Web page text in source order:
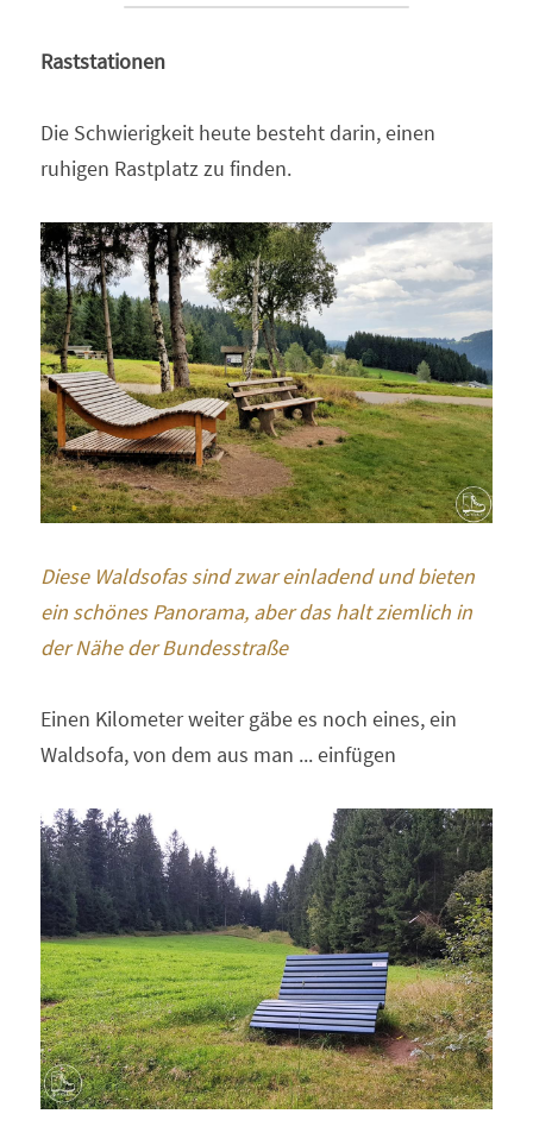
Raststationen
Die Schwierigkeit heute besteht darin, einen
ruhigen Rastplatz zu finden.
Diese Waldsofas sind zwar einladend und bieten
ein schönes Panorama, aber das halt ziemlich in
der Nähe der Bundesstraße
Einen Kilometer weiter gäbe es noch eines, ein
Waldsofa, von dem aus man ... einfügen